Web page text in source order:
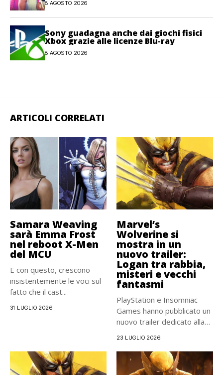
8 AGOSTO 2026
Sony guadagna anche dai giochi fisici
Xbox grazie alle licenze Blu-ray
8 AGOSTO 2026
ARTICOLI CORRELATI
Samara Weaving
sarà Emma Frost
nel reboot X-Men
del MCU
E con questo, crescono
insistentemente le voci sul
fatto che il cast...
31 LUGLIO 2026
Marvel’s
Wolverine si
mostra in un
nuovo trailer:
Logan tra rabbia,
misteri e vecchi
fantasmi
PlayStation e Insomniac
Games hanno pubblicato un
nuovo trailer dedicato alla
23 LUGLIO 2026